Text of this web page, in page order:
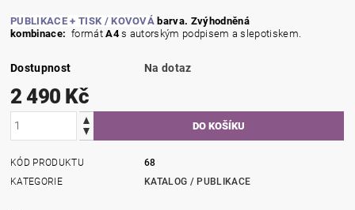
PUBLIKACE + TISK / KOVOVÁ barva. Zvýhodněná
kombinace: formátA4s autorským podpisem a slepotiskem.
Dostupnost Na dotaz
2 490 Kč
KÓD PRODUKTU
68
KATEGORIE
KATALOG / PUBLIKACE